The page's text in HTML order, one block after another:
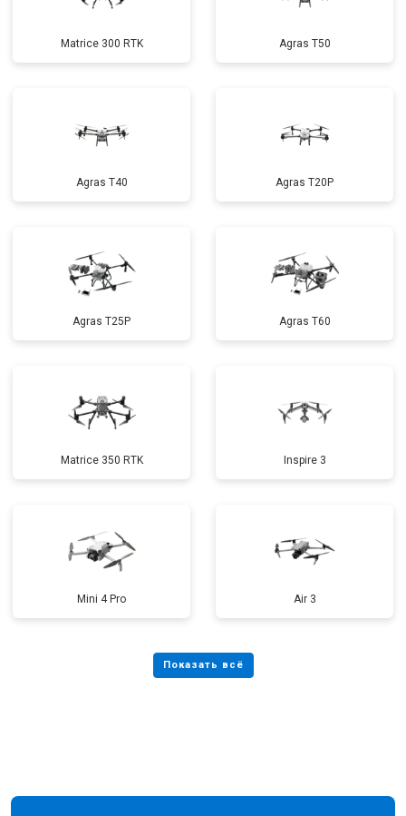
Matrice 300 RTK Agras T50
Agras T40 Agras T20P
Agras T25P Agras T60
Matrice 350 RTK Inspire 3
Mini 4 Pro Air 3